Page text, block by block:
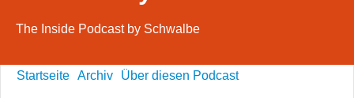
The Inside Podcast by Schwalbe
Startseite Archiv Über diesen Podcast